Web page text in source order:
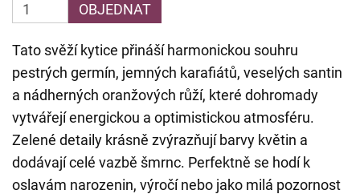
OBJEDNAT
Tato svěží kytice přináší harmonickou souhru
pestrých germín, jemných karafiátů, veselých santin
a nádherných oranžových růží, které dohromady
vytvářejí energickou a optimistickou atmosféru.
Zelené detaily krásně zvýrazňují barvy květin a
dodávají celé vazbě šmrnc. Perfektně se hodí k
oslavám narozenin, výročí nebo jako milá pozornost